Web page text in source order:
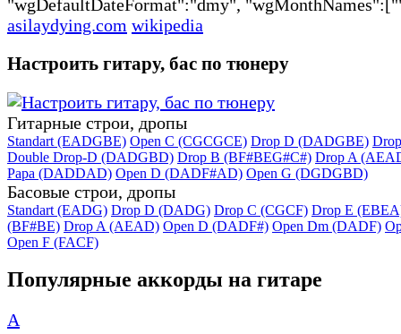
"wgDefaultDateFormat":"dmy",
asilaydying.com wikipedia
Настроить гитару, бас по тюнеру
Гитарные строи, дропы
Standart (EADGBE) Open C (CGCGCE) Drop D (DADGBE)
Double Drop-D (DADGBD) Drop B (BF#BEG#C#) Drop A
Papa (DADDAD) Open D (DADF#AD) Open G (DGDGBD)
Басовые строи, дропы
Standart (EADG) Drop D (DADG) Drop C (CGCF) Drop E
(BF#BE) Drop A (AEAD) Open D (DADF#) Open Dm (DADF)
Open F (FACF)
Популярные аккорды на гитаре
A